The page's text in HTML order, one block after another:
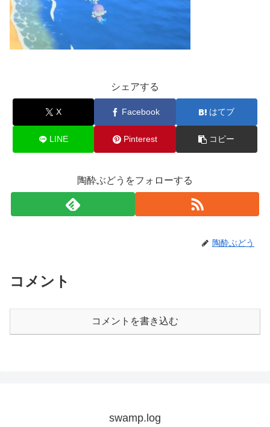
シェアする
X Facebook はてブ
LINE Pinterest コピー
陶酔ぶどうをフォローする
陶酔ぶどう
コメント
コメントを書き込む
swamp.log